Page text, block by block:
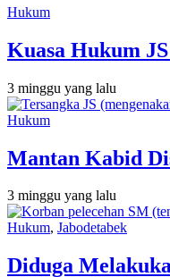
Hukum
Kuasa Hukum
3 minggu yang lalu
Hukum
Mantan Kabid
3 minggu yang lalu
Hukum, Jabodetabek
Diduga